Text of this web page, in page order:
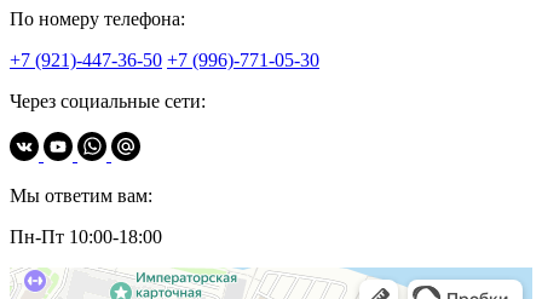
По номеру телефона:
+7 (921)-447-36-50 +7 (996)-771-05-30
Через социальные сети:
Мы ответим вам:
Пн-Пт 10:00-18:00